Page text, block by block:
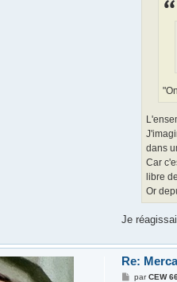
dans
Car
libre
Or
Je
Re:
MparCEW